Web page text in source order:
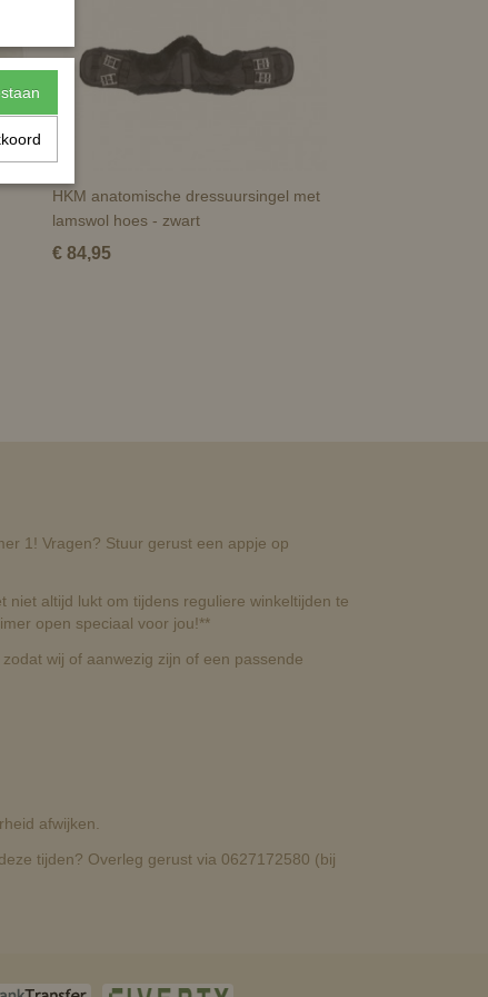
HKM anatomische dressuursingel met
lamswol hoes - zwart
€ 84,95
1! Vragen? Stuur gerust een appje op
niet altijd lukt om tijdens reguliere winkeltijden te
open speciaal voor jou!**
wij of aanwezig zijn of een passende
afwijken.
tijden? Overleg gerust via 0627172580 (bij